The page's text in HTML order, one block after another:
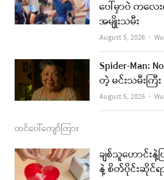
k
a
m
ပေါ်မှာပဲ ကလေ
အမျိုးသမီး
August 5, 2026
Spider-Man:
တဲ့ မင်းသမီးက
August 5, 2026
ထင်ပေါ်ကျော်ကြား
ချစ်သူဟောင်းနဲ့
နဲ့ စိတ်ပိုင်းဆိုင်